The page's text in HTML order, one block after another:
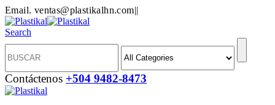
Email. ventas@plastikalhn.com||
Search
Contáctenos +504 9482-8473